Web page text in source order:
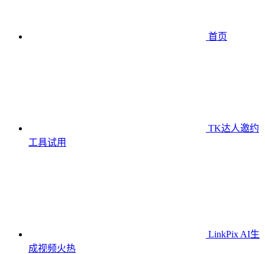
首页
TK达人邀约
工具试用
LinkPix AI生
成视频火热